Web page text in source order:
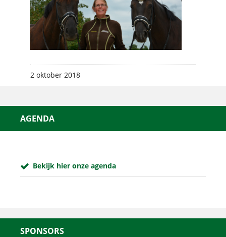
2 oktober 2018
AGENDA
Bekijk hier onze agenda
SPONSORS